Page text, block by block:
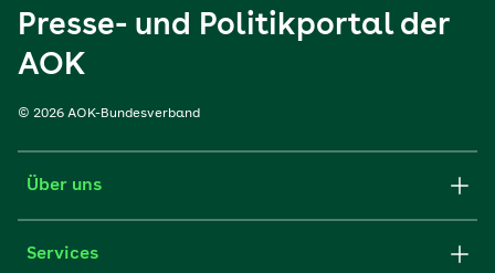
Presse- und Politikportal der
AOK
© 2026 AOK-Bundesverband
Über uns
Services